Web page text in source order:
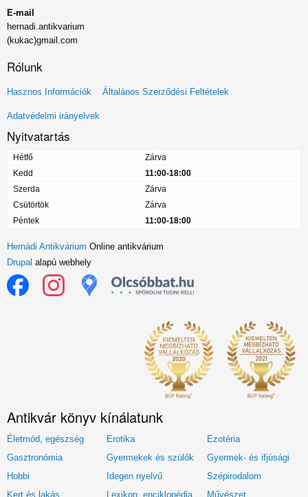
E-mail
hernadi.antikvarium
(kukac)gmail.com
Rólunk
Lábléc
menü
Hasznos Információk Általános Szerződési Feltételek
Adatvédelmi irányelvek
Nyitvatartás
Hétfő
Zárva
Kedd
11:00-18:00
Szerda
Zárva
Csütörtök
Zárva
Péntek
11:00-18:00
Hernádi Antikvárium Online antikvárium
Drupal alapú webhely
Antikvár könyv kínálatunk
Életmód, egészség Erotika
Ezotéria
Gasztronómia
Gyermekek és szülők
Gyermek- és ifjúsági
Hobbi
Idegen nyelvű
Szépirodalom
Kert és lakás
Lexikon, enciklopédia Művészet